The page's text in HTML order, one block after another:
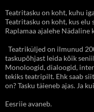
Teatritasku on koht, kuhu
Teatritasku on koht, kus elu
Raplamaa ajalehe Nädaline
Teatriküljed on ilmunud
taskupõhjast leida kõik
Monoloogid, dialoogid,
tekiks teatripilt. Ehk saab
on? Tasku täieneb ajas. Ja
Eesriie avaneb.